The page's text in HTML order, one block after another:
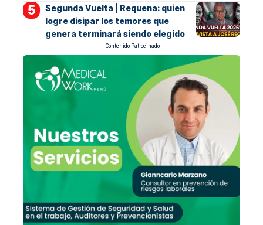
Segunda Vuelta | Requena: quien
logre disipar los temores que
genera terminará siendo elegido
- Contenido Patrocinado-